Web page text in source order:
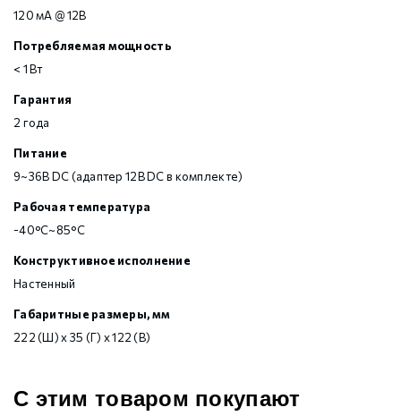
120 мА @ 12В
Потребляемая мощность
< 1 Вт
Гарантия
2 года
Питание
9~36В DC (адаптер 12В DC в комплекте)
Рабочая температура
-40°C~85°C
Конструктивное исполнение
Настенный
Габаритные размеры, мм
222 (Ш) x 35 (Г) x 122 (В)
С этим товаром покупают